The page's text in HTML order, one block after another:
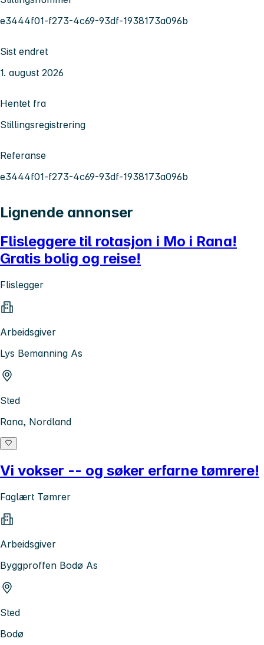
e3444f01-f273-4c69-93df-1938173a096b
Sist endret
1. august 2026
Hentet fra
Stillingsregistrering
Referanse
e3444f01-f273-4c69-93df-1938173a096b
Lignende annonser
Flisleggere til rotasjon i Mo i Rana!
Gratis bolig og reise!
Flislegger
Arbeidsgiver
Lys Bemanning As
Sted
Rana, Nordland
Vi vokser -- og søker erfarne tømrere!
Faglært Tømrer
Arbeidsgiver
Byggproffen Bodø As
Sted
Bodø